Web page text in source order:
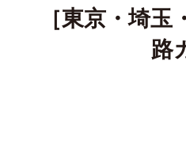
［東京・埼
路